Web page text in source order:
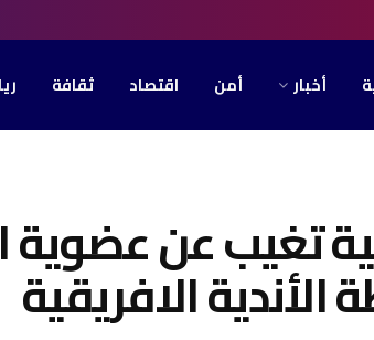
أخبار أمن اقتصاد ثقافة
تغيب عن
الأندية الافريقية